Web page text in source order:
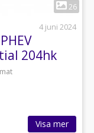
26
4 juni 2024
204hk
Visa mer